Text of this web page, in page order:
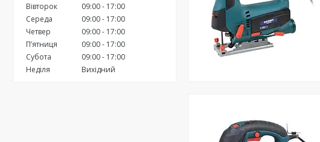
Вівторок
09:00
17:00
Середа
09:00
17:00
Четвер
09:00
17:00
Пʼятниця
09:00
17:00
Субота
09:00
17:00
Неділя
Вихідний